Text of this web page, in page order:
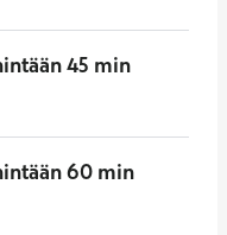
45 min
60 min